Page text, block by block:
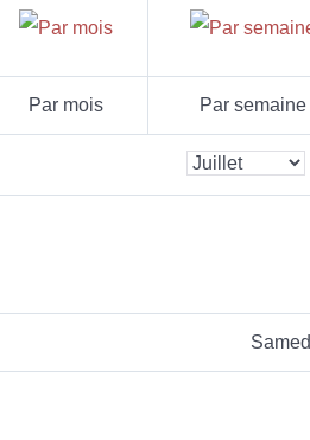
Par mois Par semaine